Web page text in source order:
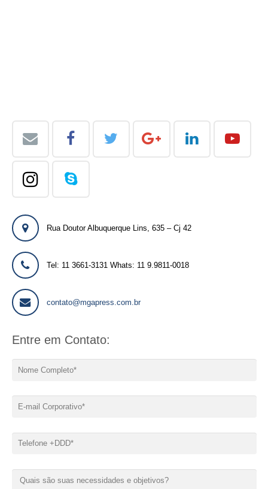
Rua Doutor Albuquerque Lins, 635 – Cj 42
Tel: 11 3661-3131 Whats: 11 9.9811-0018
contato@mgapress.com.br
Entre em Contato: